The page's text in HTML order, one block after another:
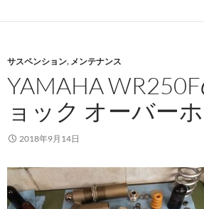
サスペンション, メンテナンス
YAMAHA
ョック オーバー
2018年9月14日